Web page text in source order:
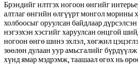
Брэндийг илтгэх ногоон өнгийг
алтлаг өнгийн өлгүүрт монгол морины
холбоосыг оруулсан байдлаар
нэгээхэн хэсгийг харуулсан онцгой
ногоон өнгө шинэ эхлэл, хөгжил
зөөлөн дулаан уур амьсгалийг
хүнд ямар мэдрэмж, таашаал өгөх нь